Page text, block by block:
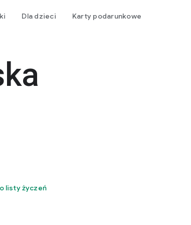
Dla dzieci Karty podarunkowe
listy życzeń